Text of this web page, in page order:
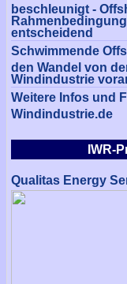
beschleunigt -
entscheidend
Schwimmende
den Wandel von
Windindustrie
Weitere Infos und
Windindustrie.de
IWR-
Qualitas Energy